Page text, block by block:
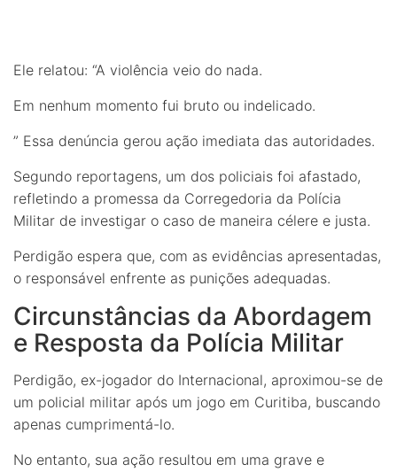
Ele relatou: “A violência veio do nada.
Em nenhum momento fui bruto ou indelicado.
” Essa denúncia gerou ação imediata das autoridades.
Segundo reportagens, um dos policiais foi afastado,
refletindo a promessa da Corregedoria da Polícia
Militar de investigar o caso de maneira célere e justa.
Perdigão espera que, com as evidências apresentadas,
o responsável enfrente as punições adequadas.
Circunstâncias da Abordagem
e Resposta da Polícia Militar
Perdigão, ex-jogador do Internacional, aproximou-se de
um policial militar após um jogo em Curitiba, buscando
apenas cumprimentá-lo.
No entanto, sua ação resultou em uma grave e